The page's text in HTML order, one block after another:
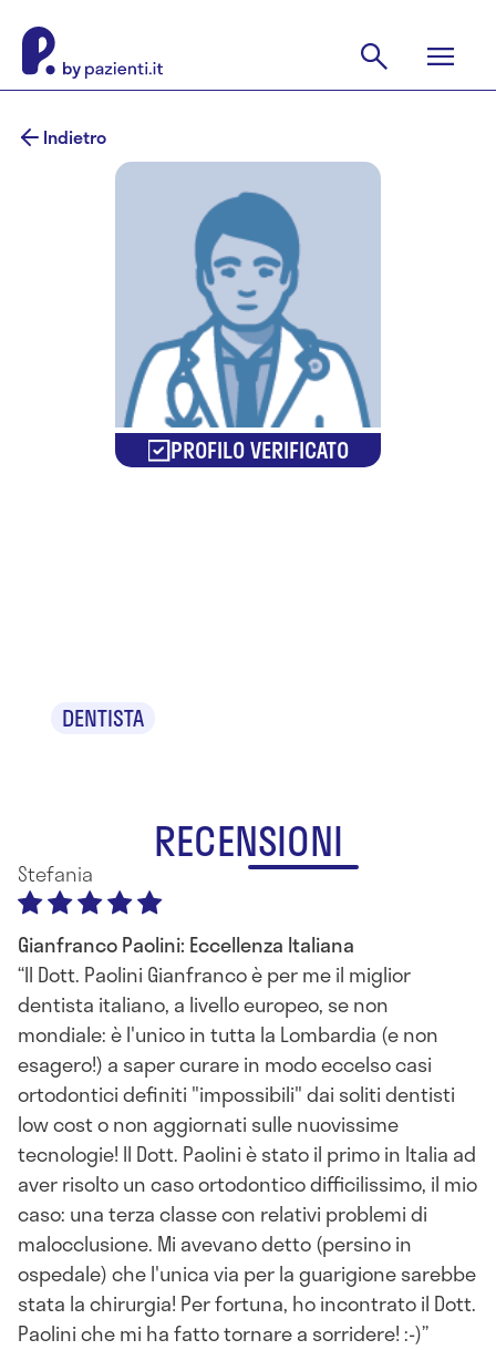
Indietro
PROFILO VERIFICATO
DENTISTA
RECENSIONI
Stefania
Gianfranco Paolini: Eccellenza Italiana
Il Dott. Paolini Gianfranco è per me il miglior
dentista italiano, a livello europeo, se non
mondiale: è l'unico in tutta la Lombardia (e non
esagero!) a saper curare in modo eccelso casi
ortodontici definiti "impossibili" dai soliti dentisti
low cost o non aggiornati sulle nuovissime
tecnologie! Il Dott. Paolini è stato il primo in Italia ad
aver risolto un caso ortodontico difficilissimo, il mio
caso: una terza classe con relativi problemi di
malocclusione. Mi avevano detto (persino in
ospedale) che l'unica via per la guarigione sarebbe
stata la chirurgia! Per fortuna, ho incontrato il Dott.
Paolini che mi ha fatto tornare a sorridere! :-)